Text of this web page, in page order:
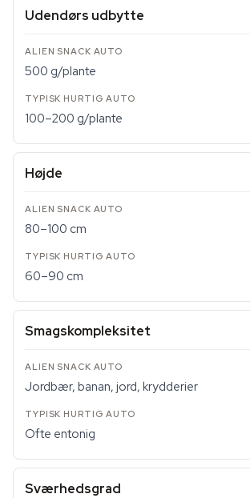
Udendørs udbytte
500 g/plante
100–200 g/plante
Højde
80–100 cm
60–90 cm
Smagskompleksitet
Jordbær, banan, jord, krydderier
Ofte entonig
Sværhedsgrad